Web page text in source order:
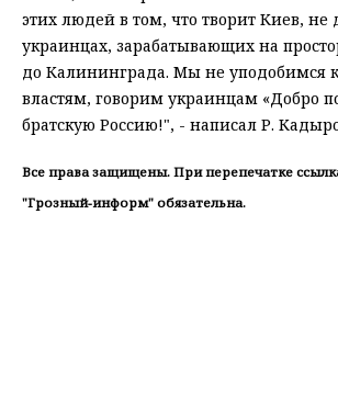
этих людей в том, что творит Киев, не
украинцах, зарабатывающих на
до Калининграда. Мы не уподобимся
властям, говорим украинцам «Добро
братскую Россию!", - написал Р.
Все права защищены. При перепечатке
"Грозный-информ" обязательна.